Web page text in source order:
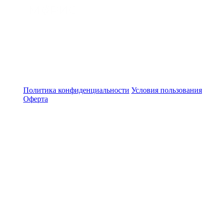
Политика конфиденциальности Условия пользования
Оферта